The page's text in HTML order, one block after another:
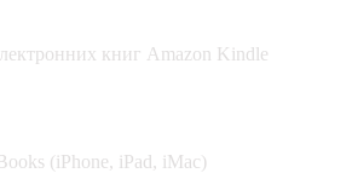
книг Amazon Kindle
(iPhone, iPad, iMac)